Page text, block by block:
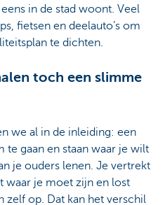
in de stad woont. Veel
fietsen en deelauto’s om
te dichten.
toch een slimme
we al in de inleiding: een
gaan en staan waar je wilt
je ouders lenen. Je vertrekt
waar je moet zijn en lost
zelf op. Dat kan het verschil